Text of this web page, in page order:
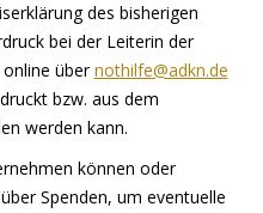
des bisherigen
bei der Leiterin der
übernothilfe@adkn.de
bzw. aus dem
werden kann.
können oder
Spenden, um eventuelle